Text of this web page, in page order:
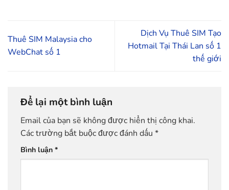
Thuê SIM Malaysia cho
WebChat số 1
Dịch Vụ Thuê SIM Tạo
Hotmail Tại Thái Lan số 1
thế giới
Để lại một bình luận
Email của bạn sẽ không được hiển thị công khai.
Các trường bắt buộc được đánh dấu *
Bình luận *